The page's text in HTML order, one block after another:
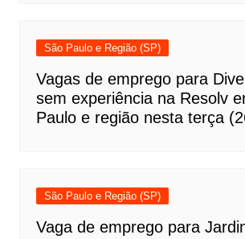
São Paulo e Região (SP)
Vagas de emprego para
sem experiência na Resolv
Paulo e região nesta terça
São Paulo e Região (SP)
Vaga de emprego para